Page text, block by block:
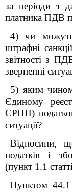
за періоди з
платника ПДВ
4) чи можуть
штрафні
звітності з
зверненні
5) яким
Єдиному
ЄРПН)
ситуації?
Відносини,
податків і
(пункт 1.1
Пунктом 44.1